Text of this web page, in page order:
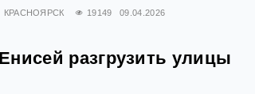
КРАСНОЯРСК 19149 09.04.2026
разгрузить улицы